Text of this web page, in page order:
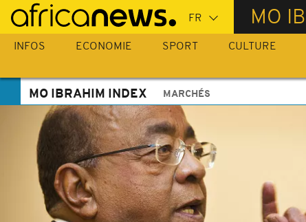
Passer
au
contenu
MO
INFOS ECONOMIE SPORT CULTURE
MO IBRAHIM INDEX MARCHÉS